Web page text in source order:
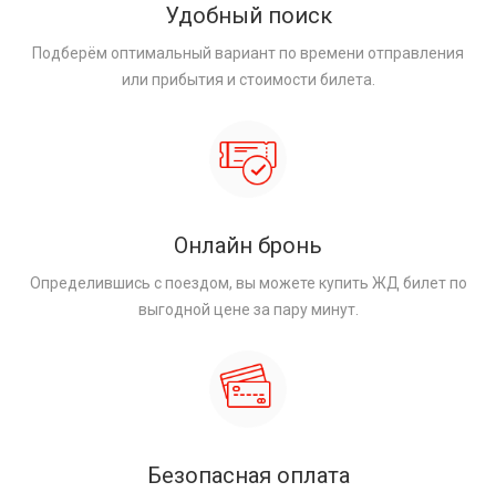
Удобный поиск
Подберём оптимальный вариант по времени отправления
или прибытия и стоимости билета.
Онлайн бронь
Определившись с поездом, вы можете купить ЖД билет по
выгодной цене за пару минут.
Безопасная оплата